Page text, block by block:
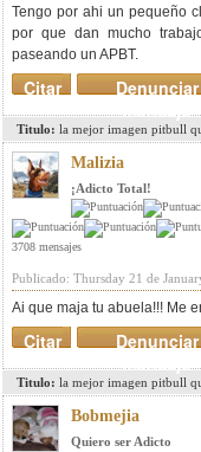
Tengo por ahi un pequeño
por que dan mucho
paseando un APBT.
Denunciar
mensaje
Citar
Titulo: la mejor imagen pitbull
Malizia
¡Adicto Total!
3708 mensajes
Publicado: Thursday 21 de
Ai que maja tu abuela!!! Me
Denunciar
mensaje
Citar
Titulo: la mejor imagen pitbull
Bobmejia
Quiero ser Adicto